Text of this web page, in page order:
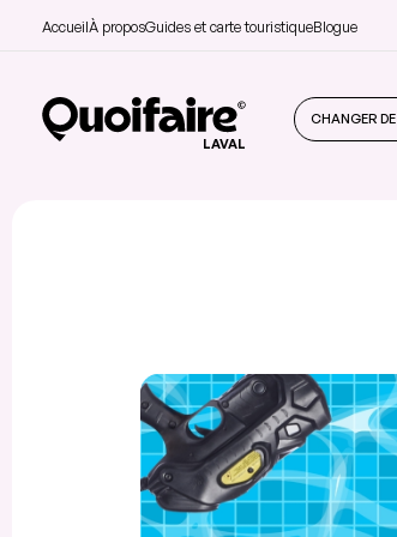
AccueilÀ proposGuides et carte touristiqueBlogue
LAVAL
CHANGER